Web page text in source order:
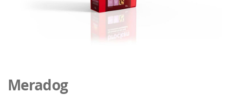
Anfang
der
Meradog